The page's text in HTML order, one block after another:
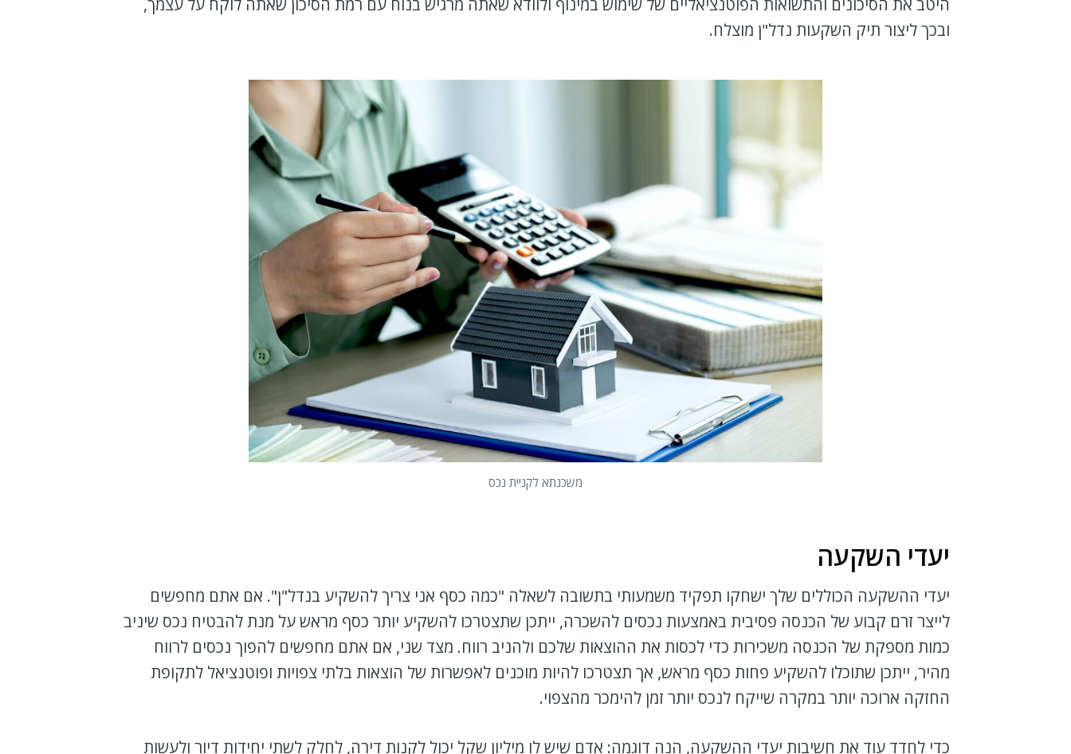
ובכך ליצור תיק השקעות נדל"ן מוצלח.
משכנתא לקניית נכס
יעדי השקעה
יעדי ההשקעה הכוללים שלך ישחקו תפקיד משמעותי בתשובה לשאלה "כמה כסף אני צריך להשקיע בנדל"ן". אם אתם מחפשים
לייצר זרם קבוע של הכנסה פסיבית באמצעות נכסים להשכרה, ייתכן שתצטרכו להשקיע יותר כסף מראש על מנת להבטיח נכס שיניב
כמות מספקת של הכנסה משכירות כדי לכסות את ההוצאות שלכם ולהניב רווח. מצד שני, אם אתם מחפשים להפוך נכסים לרווח
מהיר, ייתכן שתוכלו להשקיע פחות כסף מראש, אך תצטרכו להיות מוכנים לאפשרות של הוצאות בלתי צפויות ופוטנציאל לתקופת
החזקה ארוכה יותר במקרה שייקח לנכס יותר זמן להימכר מהצפוי.
כדי לחדד עוד את חשיבות יעדי ההשקעה, הנה דוגמה: אדם שיש לו מיליון שקל יכול לקנות דירה, לחלק לשתי יחידות דיור ולעשות